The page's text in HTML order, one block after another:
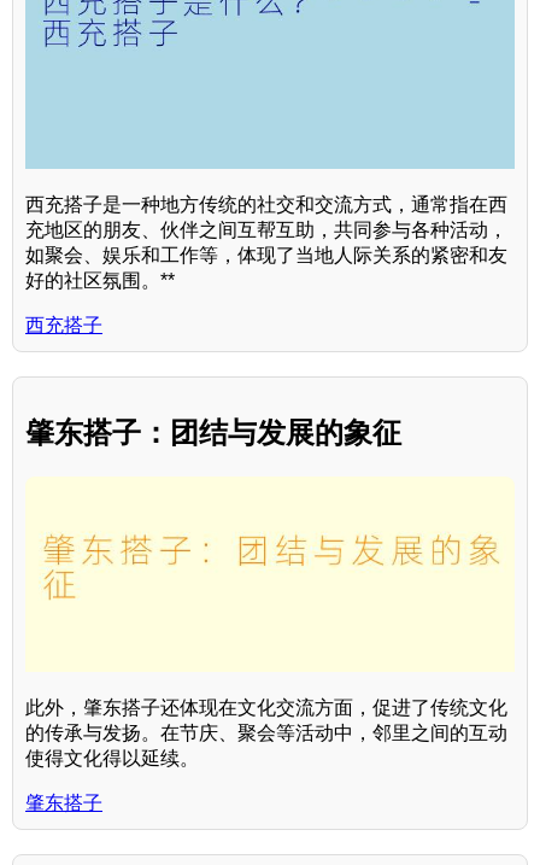
西充搭子是一种地方传统的社交和交流方式，通常指在西
充地区的朋友、伙伴之间互帮互助，共同参与各种活动，
如聚会、娱乐和工作等，体现了当地人际关系的紧密和友
好的社区氛围。**
西充搭子
肇东搭子：团结与发展的象征
此外，肇东搭子还体现在文化交流方面，促进了传统文化
的传承与发扬。在节庆、聚会等活动中，邻里之间的互动
使得文化得以延续。
肇东搭子